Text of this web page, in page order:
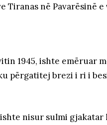
në Pavarësinë e
1945, ishte emëruar
përgatitej brezi i ri i
nisur sulmi